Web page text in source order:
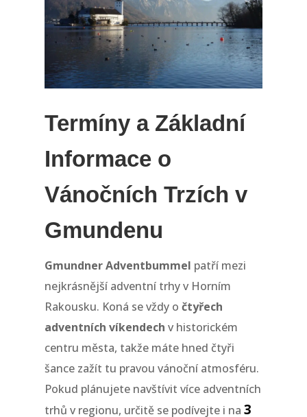
Termíny a Základní
Informace o
Vánočních Trzích v
Gmundenu
Gmundner Adventbummel patří mezi
nejkrásnější adventní trhy v Horním
Rakousku. Koná se vždy o čtyřech
adventních víkendech v historickém
centru města, takže máte hned čtyři
šance zažít tu pravou vánoční atmosféru.
Pokud plánujete navštívit více adventních
trhů v regionu, určitě se podívejte i na 3